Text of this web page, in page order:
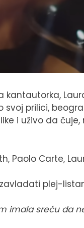
svoj prilici,
i uživo da
Paolo Carte,
plej-
imala sreću da